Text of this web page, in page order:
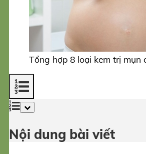
Tổng hợp 8 loại kem trị mụn
Nội dung bài viết